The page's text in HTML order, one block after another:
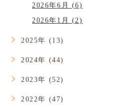
2026年6月 (6)
2026年1月 (2)
2025年 (13)
2024年 (44)
2023年 (52)
2022年 (47)